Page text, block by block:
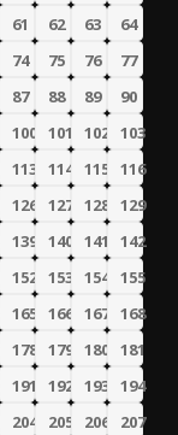
61 62 63
64
74 75 76
77
87 88 89
90
100 101 102
103
113 114 115
116
126 127 128
129
139 140 141
142
152 153 154
155
165 166 167
168
178 179 180
181
191 192 193
194
204 205 206
207